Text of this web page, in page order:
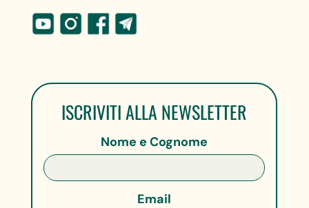
ISCRIVITI ALLA NEWSLETTER
Nome e Cognome
Email